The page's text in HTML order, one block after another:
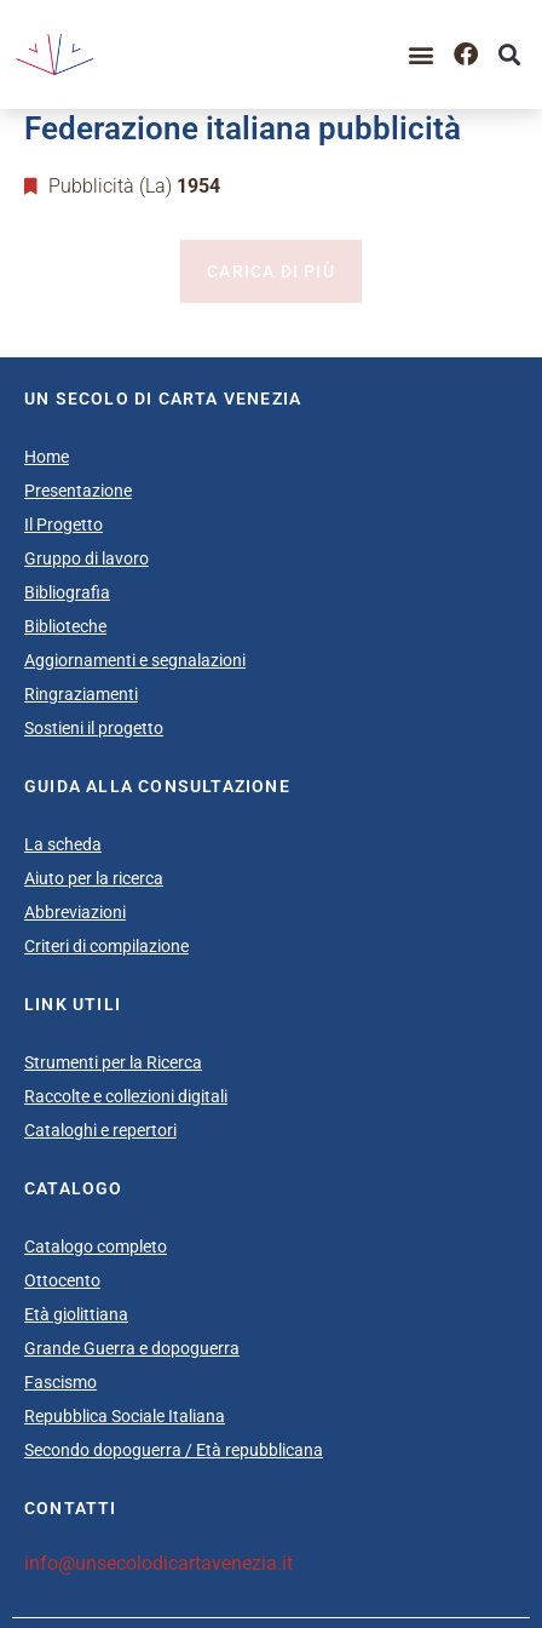
Federazione italiana pubblicità
Pubblicità (La) 1954
CARICA DI PIÙ
UN SECOLO DI CARTA VENEZIA
Home
Presentazione
Il Progetto
Gruppo di lavoro
Bibliografia
Biblioteche
Aggiornamenti e segnalazioni
Ringraziamenti
Sostieni il progetto
GUIDA ALLA CONSULTAZIONE
La scheda
Aiuto per la ricerca
Abbreviazioni
Criteri di compilazione
LINK UTILI
Strumenti per la Ricerca
Raccolte e collezioni digitali
Cataloghi e repertori
CATALOGO
Catalogo completo
Ottocento
Età giolittiana
Grande Guerra e dopoguerra
Fascismo
Repubblica Sociale Italiana
Secondo dopoguerra / Età repubblicana
CONTATTI
info@unsecolodicartavenezia.it